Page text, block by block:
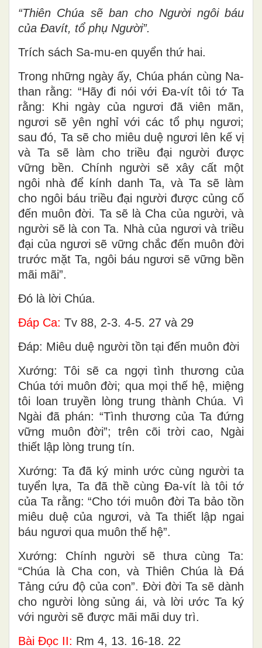
“Thiên Chúa sẽ ban cho Người ngôi báu
của Ðavít, tổ phụ Người”.
Trích sách Sa-mu-en quyển thứ hai.
Trong những ngày ấy, Chúa phán cùng Na-
than rằng: “Hãy đi nói với Ða-vít tôi tớ Ta
rằng: Khi ngày của ngươi đã viên mãn,
ngươi sẽ yên nghỉ với các tổ phụ ngươi;
sau đó, Ta sẽ cho miêu duệ ngươi lên kế vị
và Ta sẽ làm cho triều đại người được
vững bền. Chính người sẽ xây cất một
ngôi nhà để kính danh Ta, và Ta sẽ làm
cho ngôi báu triều đại người được củng cố
đến muôn đời. Ta sẽ là Cha của người, và
người sẽ là con Ta. Nhà của ngươi và triều
đại của ngươi sẽ vững chắc đến muôn đời
trước mặt Ta, ngôi báu ngươi sẽ vững bền
mãi mãi”.
Ðó là lời Chúa.
Ðáp Ca: Tv 88, 2-3. 4-5. 27 và 29
Ðáp: Miêu duệ người tồn tại đến muôn đời
Xướng: Tôi sẽ ca ngợi tình thương của
Chúa tới muôn đời; qua mọi thế hệ, miệng
tôi loan truyền lòng trung thành Chúa. Vì
Ngài đã phán: “Tình thương của Ta đứng
vững muôn đời”; trên cõi trời cao, Ngài
thiết lập lòng trung tín.
Xướng: Ta đã ký minh ước cùng người ta
tuyển lựa, Ta đã thề cùng Ða-vít là tôi tớ
của Ta rằng: “Cho tới muôn đời Ta bảo tồn
miêu duệ của ngươi, và Ta thiết lập ngai
báu ngươi qua muôn thế hệ”.
Xướng: Chính người sẽ thưa cùng Ta:
“Chúa là Cha con, và Thiên Chúa là Ðá
Tảng cứu độ của con”. Ðời đời Ta sẽ dành
cho người lòng sủng ái, và lời ước Ta ký
với người sẽ được mãi mãi duy trì.
Bài Ðọc II: Rm 4, 13. 16-18. 22